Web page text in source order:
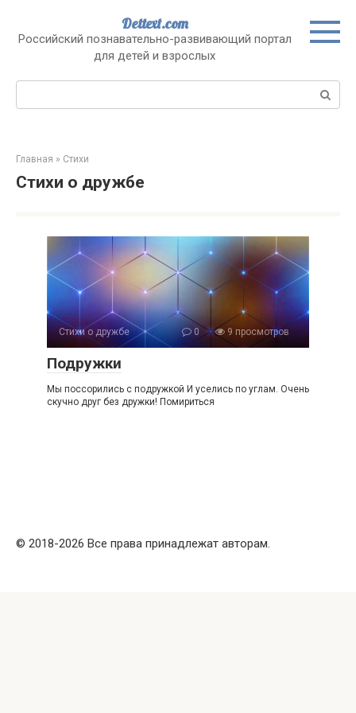
контенту
Dettext.com
Российский познавательно-развивающий портал
для детей и взрослых
Поиск:
Главная » Стихи
Стихи о дружбе
Стихи о дружбе 0 9 просмотров
Подружки
Мы поссорились с подружкой И уселись по углам. Очень
скучно друг без дружки! Помириться
© 2018-2026 Все права принадлежат авторам.